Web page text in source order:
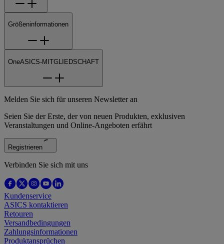
Größeninformationen
OneASICS-MITGLIEDSCHAFT
Melden Sie sich für unseren Newsletter an
Seien Sie der Erste, der von neuen Produkten, exklusiven
Veranstaltungen und Online-Angeboten erfährt
Registrieren
Verbinden Sie sich mit uns
Kundenservice
ASICS kontaktieren
Retouren
Versandbedingungen
Zahlungsinformationen
Produktansprüchen